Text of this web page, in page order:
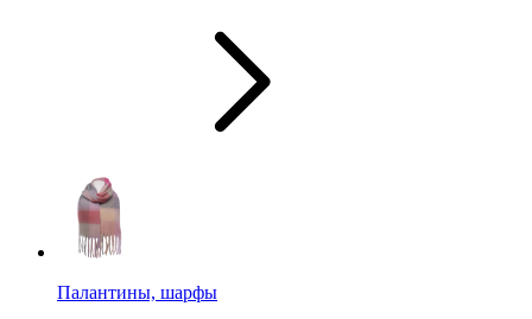
Палантины, шарфы